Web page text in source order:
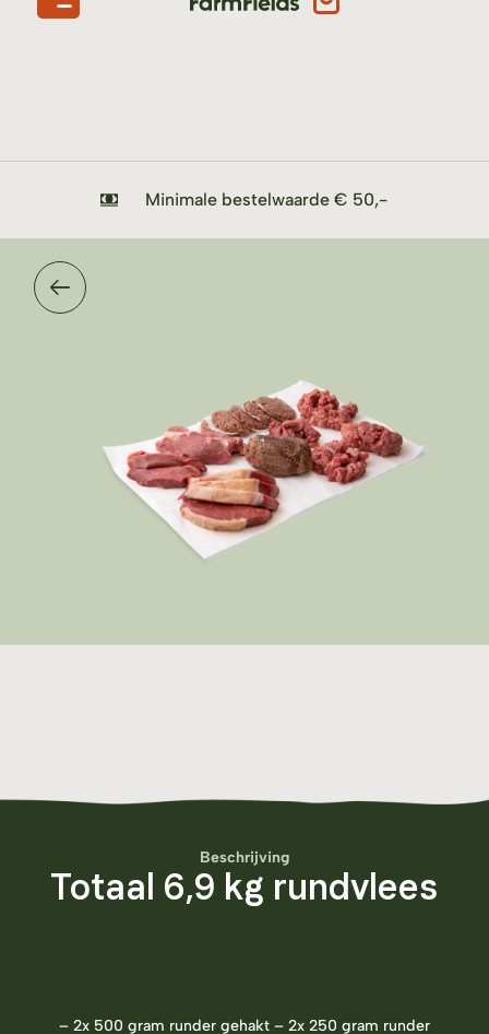
Minimale bestelwaarde € 50,-
Beschrijving
Totaal 6,9 kg rundvlees
– 2x 500 gram runder gehakt – 2x 250 gram runder